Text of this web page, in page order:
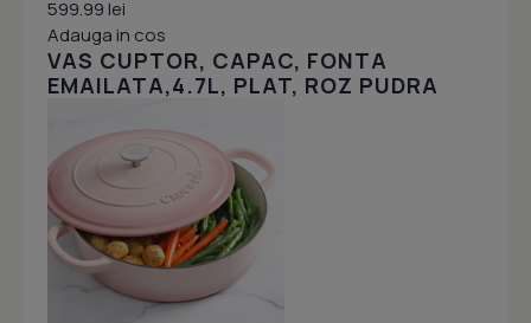
599.99 lei
Adauga in cos
VAS CUPTOR, CAPAC, FONTA
EMAILATA,4.7L, PLAT, ROZ PUDRA